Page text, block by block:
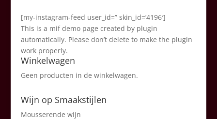
[my-instagram-feed user_id=” skin_id=’4196′]
This is a mif demo page created by plugin
automatically. Please don’t delete to make the plugin
work properly.
Winkelwagen
Geen producten in de winkelwagen.
Wijn op Smaakstijlen
Mousserende wijn